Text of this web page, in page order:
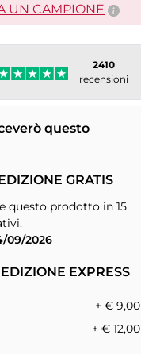
UN CAMPIONE
2410
recensioni
questo
GRATIS
questo prodotto in 15
09/2026
EXPRESS
+ € 9,00
+ € 12,00